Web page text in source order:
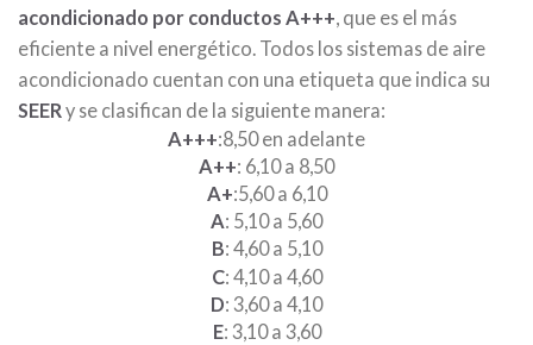
acondicionado por conductos A+++, que es el más
eficiente a nivel energético. Todos los sistemas de aire
acondicionado cuentan con una etiqueta que indica su
SEERy se clasifican de la siguiente manera:
A+++:8,50 en adelante
A++: 6,10 a 8,50
A+:5,60 a 6,10
A: 5,10 a 5,60
B: 4,60 a 5,10
C: 4,10 a 4,60
D: 3,60 a 4,10
E: 3,10 a 3,60